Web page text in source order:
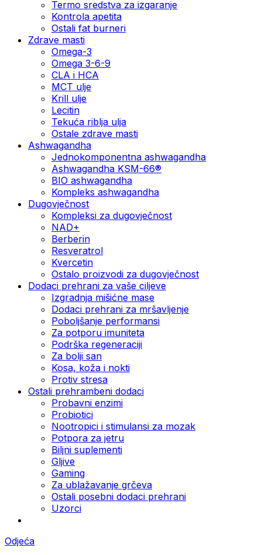
Termo sredstva za izgaranje
Kontrola apetita
Ostali fat burneri
Zdrave masti
Omega-3
Omega 3-6-9
CLA i HCA
MCT ulje
Krill ulje
Lecitin
Tekuća riblja ulja
Ostale zdrave masti
Ashwagandha
Jednokomponentna ashwagandha
Ashwagandha KSM-66®
BIO ashwagandha
Kompleks ashwagandha
Dugovječnost
Kompleksi za dugovječnost
NAD+
Berberin
Resveratrol
Kvercetin
Ostalo proizvodi za dugovječnost
Dodaci prehrani za vaše ciljeve
Izgradnja mišićne mase
Dodaci prehrani za mršavljenje
Poboljšanje performansi
Za potporu imuniteta
Podrška regeneraciji
Za bolji san
Kosa, koža i nokti
Protiv stresa
Ostali prehrambeni dodaci
Probavni enzimi
Probiotici
Nootropici i stimulansi za mozak
Potpora za jetru
Biljni suplementi
Gljive
Gaming
Za ublažavanje grčeva
Ostali posebni dodaci prehrani
Uzorci
Odjeća